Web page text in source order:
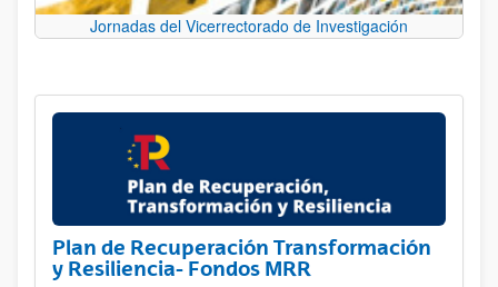
Jornadas del Vicerrectorado de Investigación
Plan de Recuperación Transformación
y Resiliencia- Fondos MRR